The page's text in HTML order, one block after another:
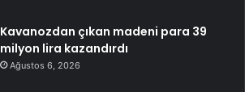
Kavanozdan çıkan madeni para 39
milyon lira kazandırdı
Ağustos 6, 2026